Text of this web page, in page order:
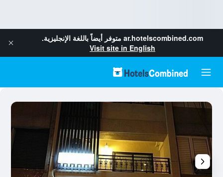
ar.hotelscombined.com متوفر أيضاً باللغة الإنجليزية.
Visit site in English